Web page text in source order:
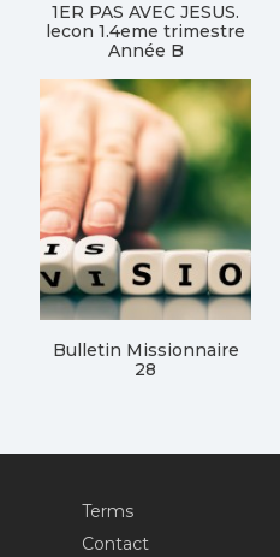
1ER PAS AVEC JESUS.
lecon 1.4eme trimestre
Année B
Bulletin Missionnaire
28
Terms
Contact